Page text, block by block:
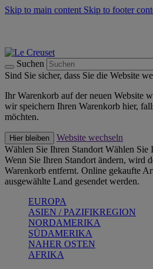
Skip to main content Skip to footer
Suchen
Sind Sie sicher, dass Sie die Website
Ihr Warenkorb auf der neuen Website
wir speichern Ihren Warenkorb hier,
möchten.
Hier bleiben
Website wechseln
Wählen Sie Ihren Standort Wählen Sie
Wenn Sie Ihren Standort ändern, wird
Warenkorb entfernt. Online gekaufte
ausgewählte Land gesendet werden.
EUROPA
ASIEN / PAZIFIKREGION
NORDAMERIKA
SÜDAMERIKA
NAHER OSTEN
AFRIKA